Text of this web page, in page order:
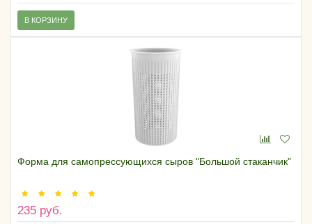
В КОРЗИНУ
Форма для самопрессующихся сыров "Большой стаканчик"
235 руб.